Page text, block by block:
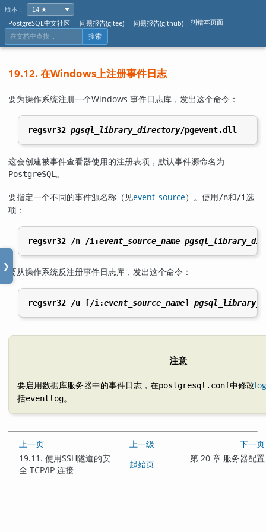
版本：
PostgreSQL中文社区
问题报告(gitee) 问题报告(github) 纠错本页面
搜索
❯
19.12. 在Windows上注册事件日志
要为操作系统注册一个Windows 事件日志库，发出这个命令：
regsvr32 pgsql_library_directory/pgevent.dll
这会创建被事件查看器使用的注册表项，默认事件源命名为
PostgreSQL 。
要指定一个不同的事件源名称（见event_source）。使用/n和/i选
项：
regsvr32 /n /i:event_source_name
要从操作系统反注册事件日志库，发出这个命令：
regsvr32 /u [/i:event_source_name]
注意
要启用数据库服务器中的事件日志，在postgresql.conf中修改
括eventlog。
上一页 上一级
下一页
19.11. 使用SSH隧道的安
全 TCP/IP 连接
起始页
第 20 章 服务器配置